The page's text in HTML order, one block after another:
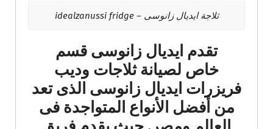
ثلاجة ايديال زانوسى – idealzanussi fridge
تقدم ايديال زانوسى قسم
خاص لصيانة ثلاجات وديب
فريزرات ايديال زانوسى الذى تعد
من أفضل الأنواع المتواجدة فى